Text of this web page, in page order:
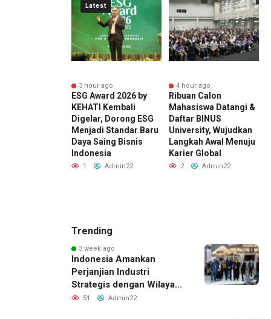
Latest
3 hour ago
ESG Award 2026 by
KEHATI Kembali
Digelar, Dorong ESG
Menjadi Standar Baru
Daya Saing Bisnis
Indonesia
1 Admin22
4 hour ago
Ribuan Calon
Mahasiswa Datangi &
Daftar BINUS
University, Wujudkan
Langkah Awal Menuju
Karier Global
2 Admin22
Trending
3 week ago
Indonesia Amankan
Perjanjian Industri
Strategis dengan Wilayah
Sverdlovsk, Rusia untuk
51 Admin22